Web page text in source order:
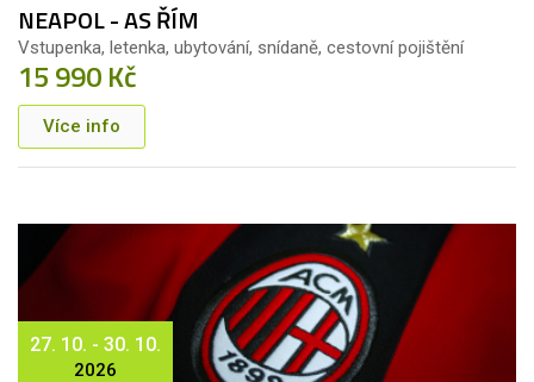
NEAPOL - AS ŘÍM
Vstupenka, letenka, ubytování, snídaně, cestovní pojištění
15 990 Kč
Více info
27. 10. - 30. 10.
2026